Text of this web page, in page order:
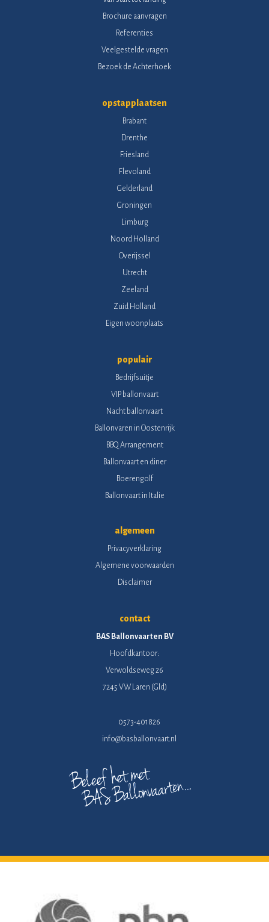
Brochure aanvragen
Referenties
Veelgestelde vragen
Bezoek de Achterhoek
opstapplaatsen
Brabant
Drenthe
Friesland
Flevoland
Gelderland
Groningen
Limburg
Noord Holland
Overijssel
Utrecht
Zeeland
Zuid Holland
Eigen woonplaats
populair
Bedrijfsuitje
VIP ballonvaart
Nacht ballonvaart
Ballonvaren in Oostenrijk
BBQ Arrangement
Ballonvaart en diner
Boerengolf
Ballonvaart in Italie
algemeen
Privacyverklaring
Algemene voorwaarden
Disclaimer
contact
BAS Ballonvaarten BV
Hoofdkantoor:
Verwoldseweg 26
7245 VW Laren (Gld)
0573-401826
info@basballonvaart.nl